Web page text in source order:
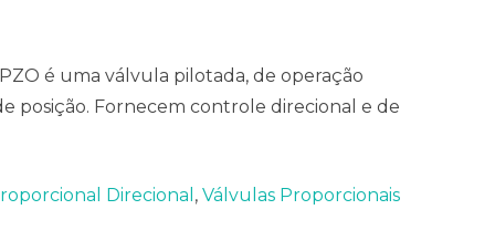
é uma válvula pilotada, de operação
posição. Fornecem controle direcional e de
Direcional , Válvulas Proporcionais